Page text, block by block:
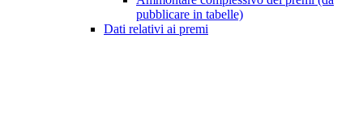
pubblicare in tabelle)
Dati relativi ai premi